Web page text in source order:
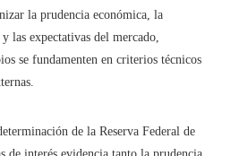
la prudencia económica, la
las expectativas del mercado,
se fundamenten en criterios técnicos
de la Reserva Federal de